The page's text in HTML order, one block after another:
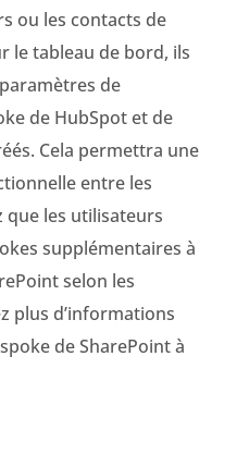
ou les contacts de
le tableau de bord, ils
de
de HubSpot et de
Cela permettra une
entre les
que les utilisateurs
supplémentaires à
selon les
plus d’informations
de SharePoint à